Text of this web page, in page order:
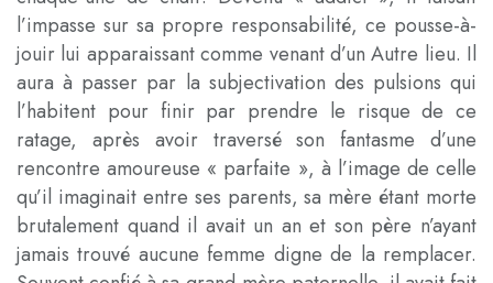
l’impasse sur sa propre responsabilité, ce pousse-à-
jouir lui apparaissant comme venant d’un Autre lieu. Il
aura à passer par la subjectivation des pulsions qui
l’habitent pour finir par prendre le risque de ce
ratage, après avoir traversé son fantasme d’une
rencontre amoureuse « parfaite », à l’image de celle
qu’il imaginait entre ses parents, sa mère étant morte
brutalement quand il avait un an et son père n’ayant
jamais trouvé aucune femme digne de la remplacer.